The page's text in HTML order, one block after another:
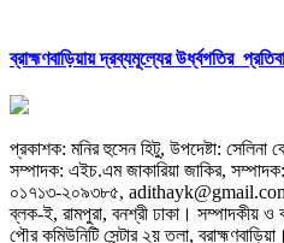
ব্রাহ্মণবাড়িয়ায় দ্রব্যমূল্যের উর্ধ্বগতির
প্রকাশক: মনির হুসেন হিটু, উপদেষ্টা:
সম্পাদক: এইচ.এম জাকারিয়া জাকির,
০১৭১৩-২০৯৩৮৫,
ব্লক-ই, রামপুরা, বনশ্রী ঢাকা। সম্পাদকীয় ও
পৌর কমিউনিটি সেন্টার ২য় তলা, ব্রাহ্মণবাড়িয়া।